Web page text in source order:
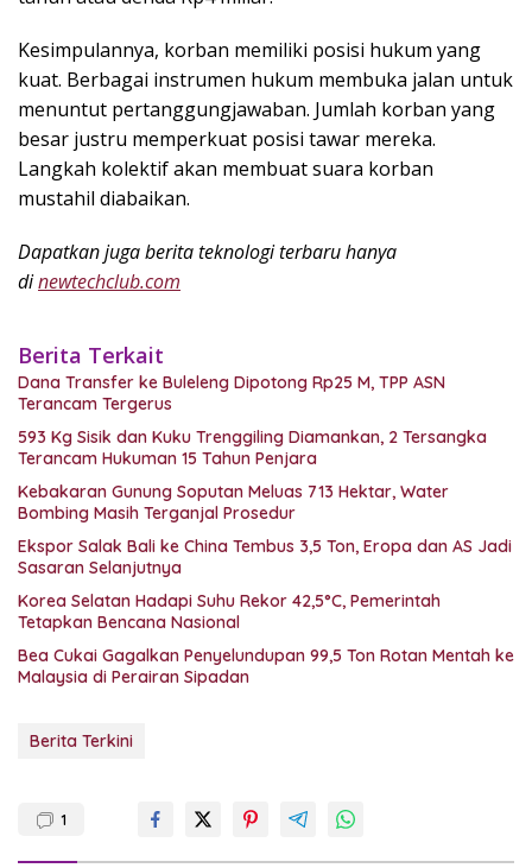
Kesimpulannya, korban memiliki posisi hukum yang
kuat. Berbagai instrumen hukum membuka jalan untuk
menuntut pertanggungjawaban. Jumlah korban yang
besar justru memperkuat posisi tawar mereka.
Langkah kolektif akan membuat suara korban
mustahil diabaikan.
Dapatkan juga berita teknologi terbaru hanya
dinewtechclub.com
Berita Terkait
Dana Transfer ke Buleleng Dipotong Rp25 M, TPP ASN
Terancam Tergerus
593 Kg Sisik dan Kuku Trenggiling Diamankan, 2 Tersangka
Terancam Hukuman 15 Tahun Penjara
Kebakaran Gunung Soputan Meluas 713 Hektar, Water
Bombing Masih Terganjal Prosedur
Ekspor Salak Bali ke China Tembus 3,5 Ton, Eropa dan AS Jadi
Sasaran Selanjutnya
Korea Selatan Hadapi Suhu Rekor 42,5°C, Pemerintah
Tetapkan Bencana Nasional
Bea Cukai Gagalkan Penyelundupan 99,5 Ton Rotan Mentah ke
Malaysia di Perairan Sipadan
Berita Terkini
1